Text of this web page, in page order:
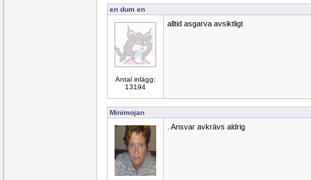
en dum en
Antal inlägg:
13194
alltid asgarva avsiktligt
Minimojan
. Ansvar avkrävs aldrig